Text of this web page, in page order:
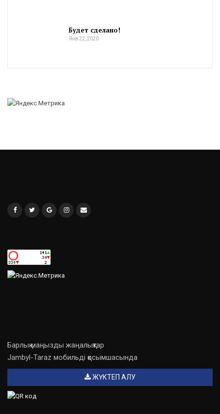
Будет сделано!
Янв 22, 2020
Барлық маңызды жаңалықтар
Jambyl-Taraz мобильді қосымшасында
ЖҮКТЕП АЛУ